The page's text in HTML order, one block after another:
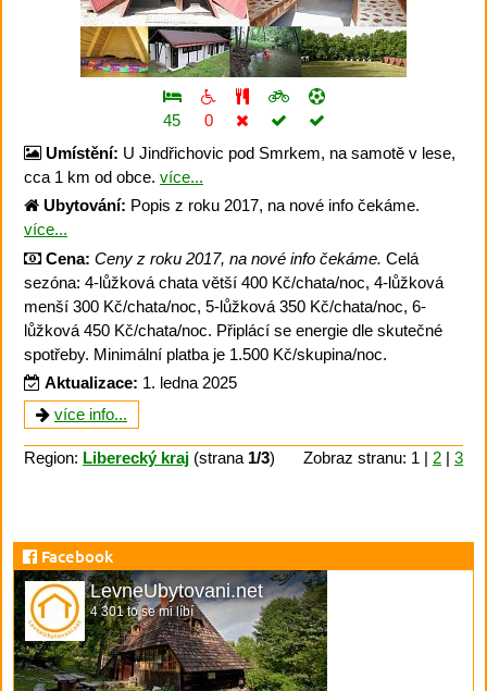
45
0
Umístění: U Jindřichovic pod Smrkem, na samotě v lese,
cca 1 km od obce. více...
Ubytování: Popis z roku 2017, na nové info čekáme.
více...
Cena: Ceny z roku 2017, na nové info čekáme. Celá
sezóna: 4-lůžková chata větší 400 Kč/chata/noc, 4-lůžková
menší 300 Kč/chata/noc, 5-lůžková 350 Kč/chata/noc, 6-
lůžková 450 Kč/chata/noc. Připlácí se energie dle skutečné
spotřeby. Minimální platba je 1.500 Kč/skupina/noc.
Aktualizace: 1. ledna 2025
více info...
Region: Liberecký kraj (strana 1/3) Zobraz stranu: 1 | 2 | 3
Facebook
LevneUbytovani.net
4 301 to se mi líbí